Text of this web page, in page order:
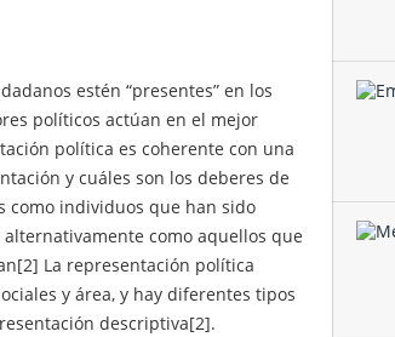
estén “presentes” en los
políticos actúan en el mejor
política es coherente con una
y cuáles son los deberes de
como individuos que han sido
como aquellos que
La representación política
y área, y hay diferentes tipos
descriptiva[2].